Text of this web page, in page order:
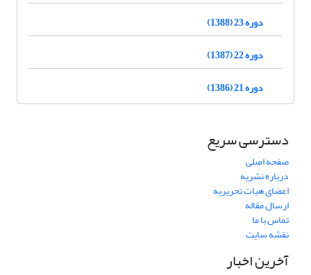
دوره 23 (1388)
دوره 22 (1387)
دوره 21 (1386)
دسترسی سریع
صفحه اصلی
درباره نشریه
اعضای هیات تحریریه
ارسال مقاله
تماس با ما
نقشه سایت
آخرین اخبار